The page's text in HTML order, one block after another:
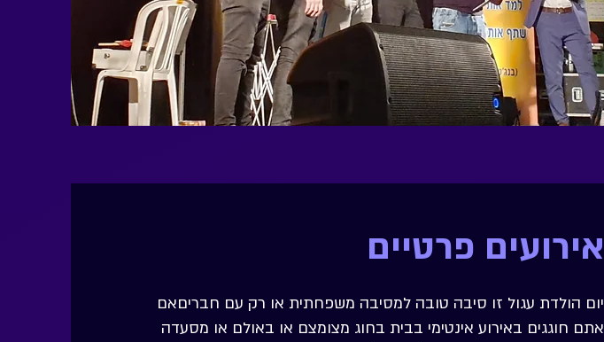
אירועים פרטיים
יום הולדת עגול זו סיבה טובה למסיבה משפחתית או רק עם חבריםאם
אתם חוגגים באירוע אינטימי בבית בחוג מצומצם או באולם או מסעדה